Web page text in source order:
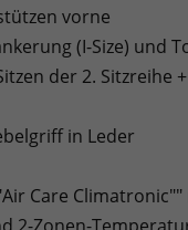
vorne
(I-Size) und
der 2. Sitzreihe
in Leder
Care
2-Zonen-